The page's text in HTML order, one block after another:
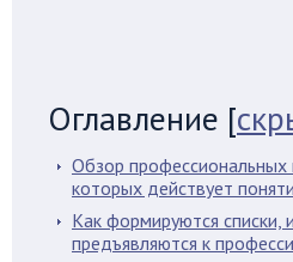
Оглавление [
Обзор профессиональных
которых действует
Как формируются списки,
предъявляются к